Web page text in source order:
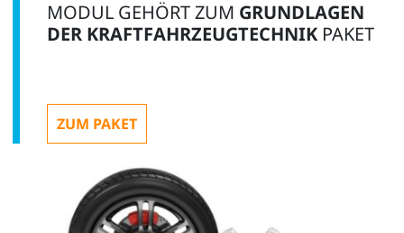
UniTrain Interface mit virtuellen Instrumenten (Basis
MODUL GEHÖRT ZUM GRUNDLAGEN
DER KRAFTFAHRZEUGTECHNIKPAKET
ZUM PAKET